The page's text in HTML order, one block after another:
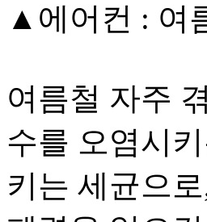
▲에어컨 : 여
여름철 자주
수를 오염시
키는 세균으